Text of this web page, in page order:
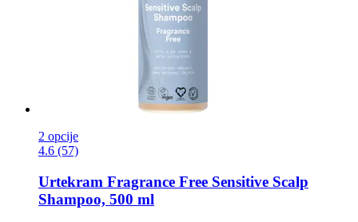
2 opcije
4.6 (57)
Urtekram Fragrance Free Sensitive Scalp
Shampoo, 500 ml